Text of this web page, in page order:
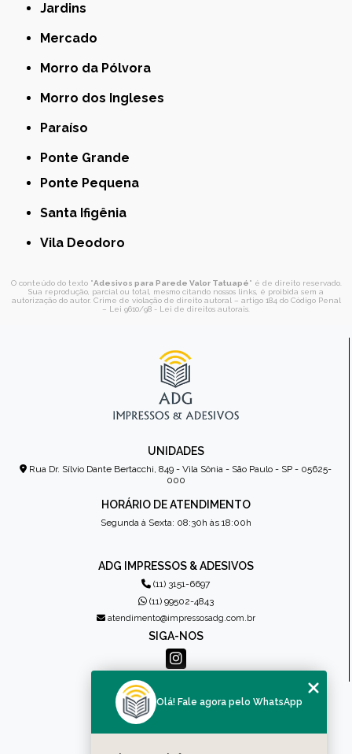
Jardins
Mercado
Morro da Pólvora
Morro dos Ingleses
Paraíso
Ponte Grande
Ponte Pequena
Santa Ifigênia
Vila Deodoro
O conteúdo do texto "Adesivos para Parede Valor Tatuapé" é de direito reservado.
Sua reprodução, parcial ou total, mesmo citando nossos links, é proibida sem a
autorização do autor. Crime de violação de direito autoral – artigo 184 do Código Penal
– Lei 9610/98 - Lei de direitos autorais
UNIDADES
Rua Dr. Sílvio Dante Bertacchi, 849 - Vila Sônia - São Paulo - SP - 05625-
000
HORÁRIO DE ATENDIMENTO
Segunda à Sexta: 08:30h às 18:00h
ADG IMPRESSOS & ADESIVOS
(11) 3151-6697
(11) 99502-4843
atendimento@impressosadg.com.br
SIGA-NOS
MENU
QUEM SOMOS
PRODUTOS
Olá! Fale agora pelo WhatsApp